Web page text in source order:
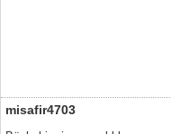
misafir4703